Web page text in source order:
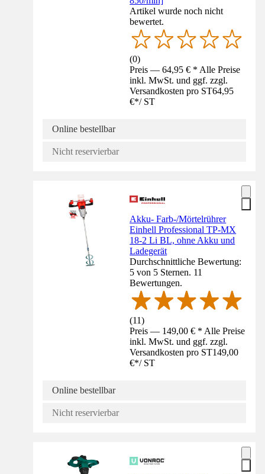
Artikel wurde noch nicht
bewertet.
(0)
Preis — 64,95 € * Alle Preise
inkl. MwSt. und ggf. zzgl.
Versandkosten pro ST64,95
€*/ ST
Online bestellbar
Nicht reservierbar
Akku- Farb-/Mörtelrührer
Einhell Professional TP-MX
18-2 Li BL, ohne Akku und
Ladegerät
Durchschnittliche Bewertung:
5 von 5 Sternen. 11
Bewertungen.
(11)
Preis — 149,00 € * Alle Preise
inkl. MwSt. und ggf. zzgl.
Versandkosten pro ST149,00
€*/ ST
Online bestellbar
Nicht reservierbar